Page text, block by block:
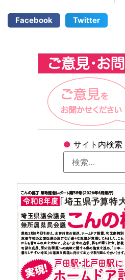
● サイト内検索
Facebook Twitter